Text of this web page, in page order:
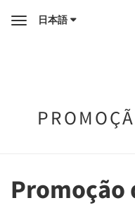
Toggle日本語
Promoção